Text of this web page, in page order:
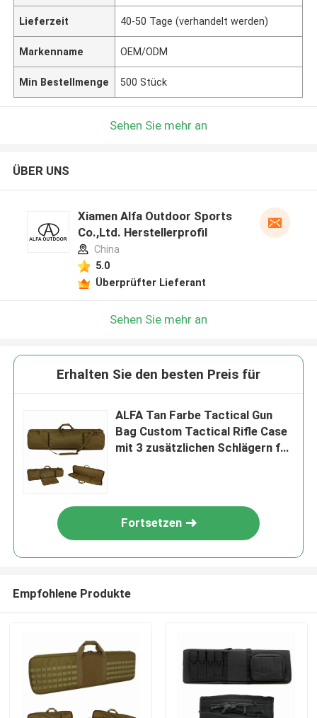
Lieferzeit 40-50 Tage (verhandelt werden)
Markenname OEM/ODM
Min Bestellmenge 500 Stück
Sehen Sie mehr an
ÜBER UNS
Xiamen Alfa Outdoor Sports
Co.,Ltd. Herstellerprofil
China
5.0
Überprüfter Lieferant
Sehen Sie mehr an
Erhalten Sie den besten Preis für
ALFA Tan Farbe Tactical Gun
Bag Custom Tactical Rifle Case
mit 3 zusätzlichen Schlägern für
Fortsetzen
Empfohlene Produkte